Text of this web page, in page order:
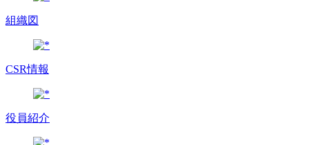
組織図
CSR情報
役員紹介